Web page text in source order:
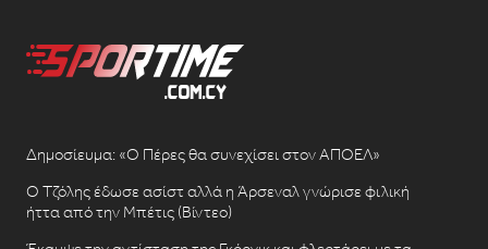
Δημοσίευμα: «Ο Πέρες θα συνεχίσει στον ΑΠΟΕΛ»
Ο Τζόλης έδωσε ασίστ αλλά η Άρσεναλ γνώρισε φιλική
ήττα από την Μπέτις (Βίντεο)